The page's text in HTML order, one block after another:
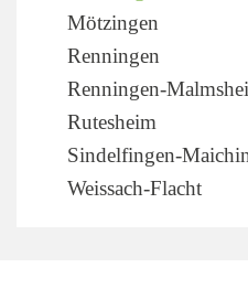
Mötzingen
Renningen
Renningen-
Rutesheim
Sindelfingen-
Weissach-Flacht